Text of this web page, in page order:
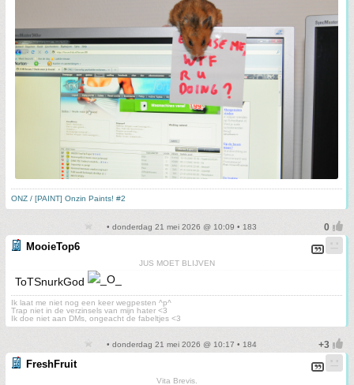
ONZ / [PAINT] Onzin Paints! #2
• donderdag 21 mei 2026 @ 10:09 • 183
MooieTop6
JUS MOET BLIJVEN
ToTSnurkGod
Ik laat me niet nog een keer wegpesten ^p^
Trap niet in de verzinsels van mijn hater <3
Ik doe niet aan DMs, ongeacht de fabeltjes <3
• donderdag 21 mei 2026 @ 10:17 • 184
FreshFruit
Vita Brevis.